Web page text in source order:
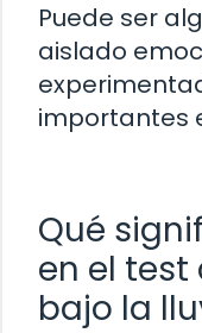
Puede ser
aislado
importantes
Qué
en el test
bajo la